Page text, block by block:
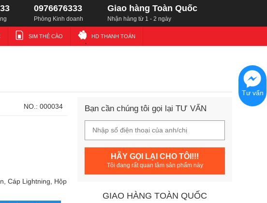
0976676333
Phòng Kinh doanh
Giao hàng Toàn Quốc
Nhận hàng từ 1 - 2 ngày
SIM THẺ CÀO HD THANH TOÁN
NO.: 000034
Cáp Lightning, Hộp
Bạn cần chúng tôi gọi lại TƯ VẤN
HÃY GỌI LẠI CHO TÔI!!!
Tôi đang rất quan tâm sản phẩm này
GIAO HÀNG TOÀN QUỐC
Tư vấn